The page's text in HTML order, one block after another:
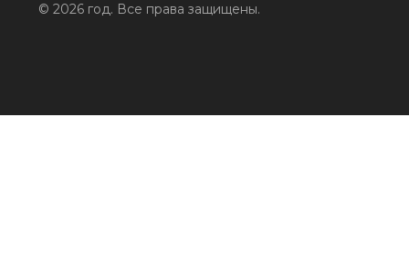
© 2026 год. Все права защищены.